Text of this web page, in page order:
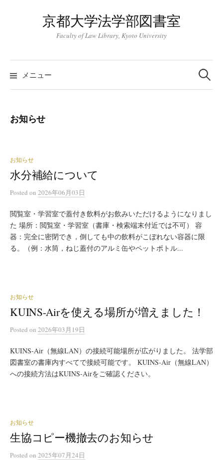
ツ
へ
ス
ッ
京都大学法学部図書室
Faculty of Law Library, Kyoto University
メニュー
検
索:
お知らせ
お知らせ
水分補給について
Posted on 2026年06月03日
閲覧室・学習室で蓋付き飲料がお飲みいただけるようになりまし
た 場所：閲覧室・学習室（書庫・検索端末付近では不可） 容
器：完全に密閉でき，倒しても中の飲料がこぼれない容器に限
る。（例：水筒，ねじ蓋付のアルミ缶やペットボトル...
お知らせ
KUINS-Airを使える場所が増えました！
Posted on 2026年03月19日
KUINS-Air（無線LAN）の接続可能場所が広がりました。 法学部
図書室の書庫内すべてで接続可能です。 KUINS-Air（無線LAN）
への接続方法はKUINS-Airをご確認ください。
お知らせ
生協コピー機撤去のお知らせ
Posted on 2025年07月24日